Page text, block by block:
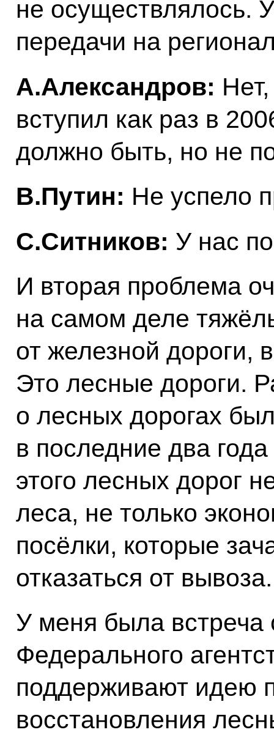
не осуществлялось.
передачи на
А.Александров:
вступил как раз в
должно быть, но не
В.Путин: Не успело
С.Ситников: У нас
И вторая проблема
на самом деле
от железной дороги,
Это лесные дороги.
о лесных дорогах
в последние два
этого лесных дорог
леса, не только
посёлки, которые
отказаться от вывоза.
У меня была встреча
Федерального
поддерживают идею
восстановления